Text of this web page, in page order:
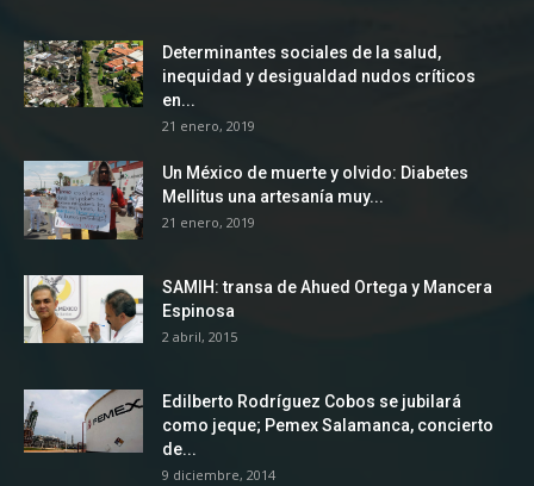
Determinantes sociales de la salud,
inequidad y desigualdad nudos críticos
en...
21 enero, 2019
Un México de muerte y olvido: Diabetes
Mellitus una artesanía muy...
21 enero, 2019
SAMIH: transa de Ahued Ortega y Mancera
Espinosa
2 abril, 2015
Edilberto Rodríguez Cobos se jubilará
como jeque; Pemex Salamanca, concierto
de...
9 diciembre, 2014